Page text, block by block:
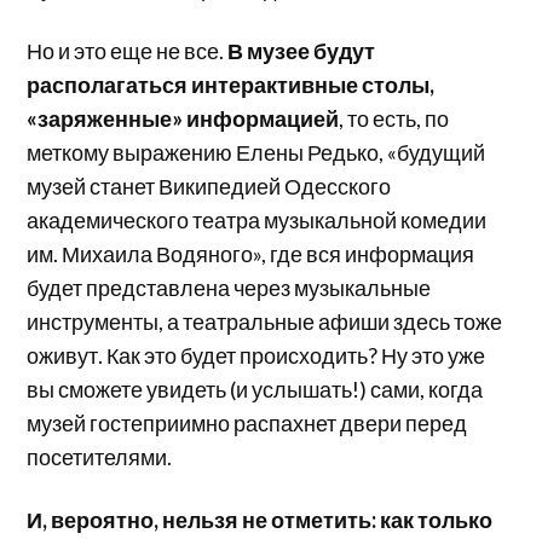
Но и это еще не все. В музее будут
располагаться интерактивные столы,
«заряженные» информацией, то есть, по
меткому выражению Елены Редько, «будущий
музей станет Википедией Одесского
академического театра музыкальной комедии
им. Михаила Водяного», где вся информация
будет представлена через музыкальные
инструменты, а театральные афиши здесь тоже
оживут. Как это будет происходить? Ну это уже
вы сможете увидеть (и услышать!) сами, когда
музей гостеприимно распахнет двери перед
посетителями.
И, вероятно, нельзя не отметить: как только